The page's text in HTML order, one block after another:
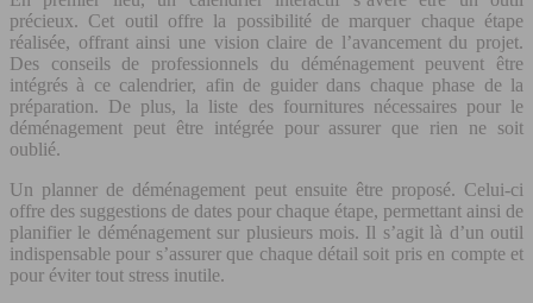
précieux. Cet outil offre la possibilité de marquer chaque étape
réalisée, offrant ainsi une vision claire de l’avancement du projet.
Des conseils de professionnels du déménagement peuvent être
intégrés à ce calendrier, afin de guider dans chaque phase de la
préparation. De plus, la liste des fournitures nécessaires pour le
déménagement peut être intégrée pour assurer que rien ne soit
oublié.
Un planner de déménagement peut ensuite être proposé. Celui-ci
offre des suggestions de dates pour chaque étape, permettant ainsi de
planifier le déménagement sur plusieurs mois. Il s’agit là d’un outil
indispensable pour s’assurer que chaque détail soit pris en compte et
pour éviter tout stress inutile.